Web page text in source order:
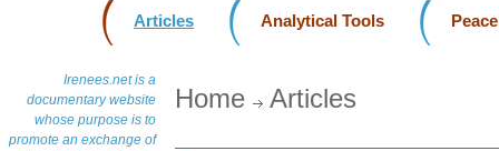
Articles Analytical Tools
Irenees.net is a
documentary website
whose purpose is to
promote an exchange of
Home Articles